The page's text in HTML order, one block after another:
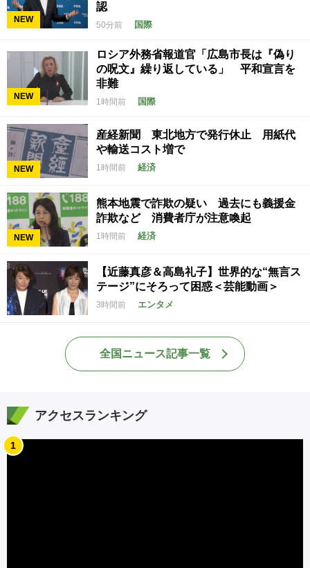
NEW
認
50分前 国際
NEW
ロシア外務省報道官「広島市長は『偽り
の呪文』繰り返している」 平和宣言を
非難
1時間前 国際
NEW
産経新聞 東北地方で発行休止 用紙代
や輸送コスト増で
1時間前 経済
NEW
熊本地震で詐欺の疑い 過去にも義援金
詐欺など 消費者庁が注意喚起
1時間前 経済
【近藤真彦＆高島礼子】世界的な“無言ス
テージ”にそろって困惑＜芸能動画＞
3時間前 エンタメ
全国ニュース記事一覧
アクセスランキング
1